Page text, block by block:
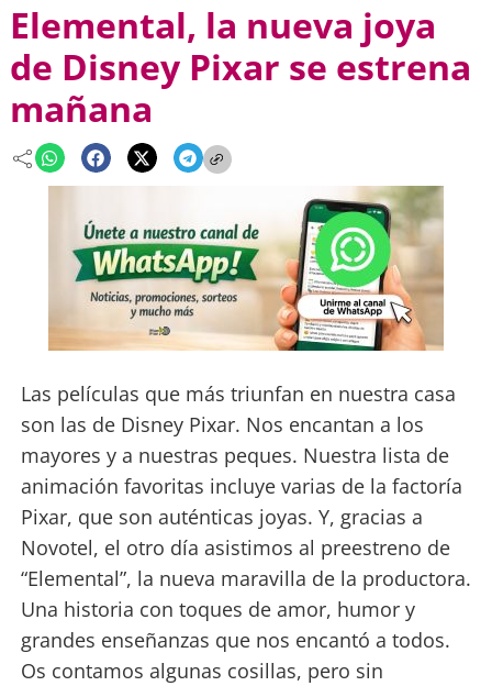
Elemental, la nueva joya
de Disney Pixar se estrena
mañana
Las películas que más triunfan en nuestra casa
son las de Disney Pixar. Nos encantan a los
mayores y a nuestras peques. Nuestra lista de
animación favoritas incluye varias de la factoría
Pixar, que son auténticas joyas. Y, gracias a
Novotel, el otro día asistimos al preestreno de
“Elemental”, la nueva maravilla de la productora.
Una historia con toques de amor, humor y
grandes enseñanzas que nos encantó a todos.
Os contamos algunas cosillas, pero sin